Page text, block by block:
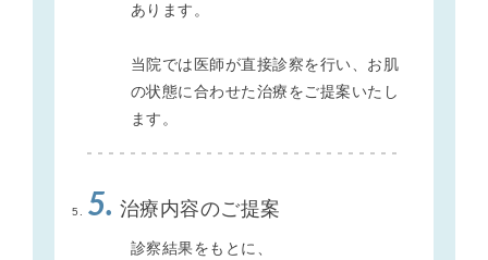
あります。
当院では医師が直接診察を行い、お肌
の状態に合わせた治療をご提案いたし
ます。
5. 治療内容のご提案
診察結果をもとに、